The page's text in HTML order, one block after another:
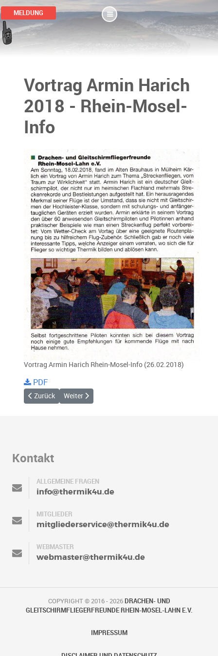
MELDUNG
Vortrag Armin Harich
2018 - Rhein-Mosel-
Info
Vortrag Armin Harich Rhein-Mosel-Info (26.02.2018)
PDF
Vorheriger Beitrag: Saubermanntag 2018 - Rhein-Mosel-Info
Zurück Nächster Beitrag: Bremm 2018 - DHV Info
Weiter
Kontakt
ALLGEMEINE FRAGEN
info@thermik4u.de
MITGLIEDER
mitgliederservice@thermik4u.de
WEBMASTER
webmaster@thermik4u.de
COPYRIGHT © 2016 - 2026 DRACHEN- UND
GLEITSCHIRMFLIEGERFREUNDE RHEIN-MOSEL-LAHN E.V.
IMPRESSUM